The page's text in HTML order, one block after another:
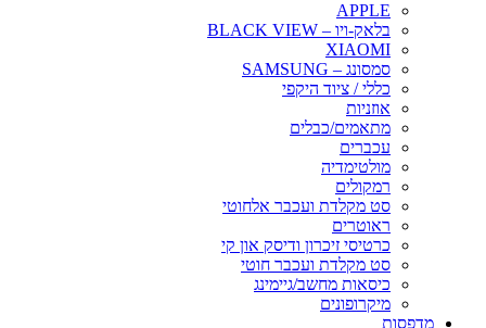
APPLE
בלאק-ויו – BLACK VIEW
XIAOMI
סמסונג – SAMSUNG
כללי / ציוד היקפי
אוזניות
מתאמים/כבלים
עכברים
מולטימדיה
רמקולים
סט מקלדת ועכבר אלחוטי
ראוטרים
כרטיסי זיכרון ודיסק און קי
סט מקלדת ועכבר חוטי
כיסאות מחשב/גיימינג
מיקרופונים
מדפסות